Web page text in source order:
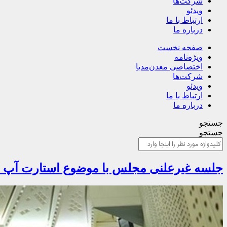
ویدئو
ارتباط با ما
درباره ما
صفحه نخست
ویژه‌نامه
اختصاصی معدن‌مدیا
شرکت‌ها
ویدئو
ارتباط با ما
درباره ما
جستجو
جستجو
جلسه غیرعلنی مجلس با موضوع استارت آپ